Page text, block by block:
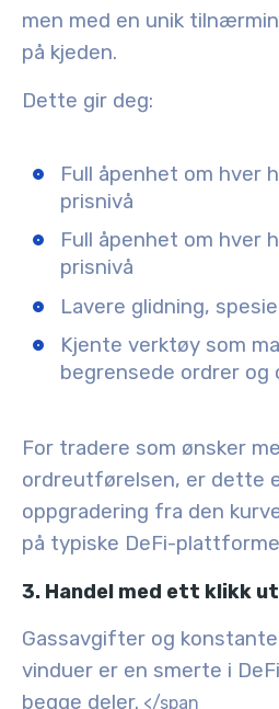
men med en unik
på kjeden.
Dette gir deg:
Full åpenhet om hver
prisnivå
Full åpenhet om hver
prisnivå
Lavere glidning,
Kjente verktøy som
begrensede ordrer og
For tradere som ønsker
ordreutførelsen, er dette
oppgradering fra den
på typiske DeFi-
3. Handel med ett klikk
Gassavgifter og
vinduer er en smerte i
begge deler. </span